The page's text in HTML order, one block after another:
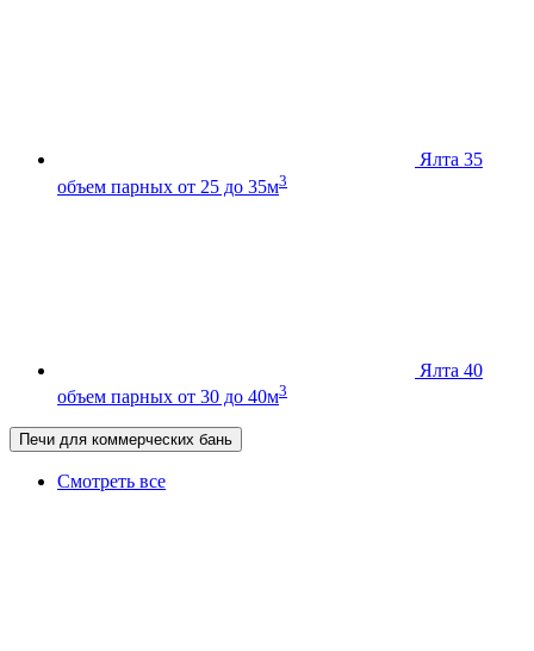
Ялта 35
объем парных от 25 до 35м3
Ялта 40
объем парных от 30 до 40м3
Печи для коммерческих бань
Смотреть все